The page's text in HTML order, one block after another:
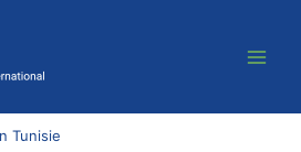
Tunisie